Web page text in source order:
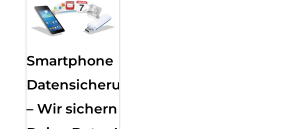
Smartphone
Datensicherung
– Wir sichern